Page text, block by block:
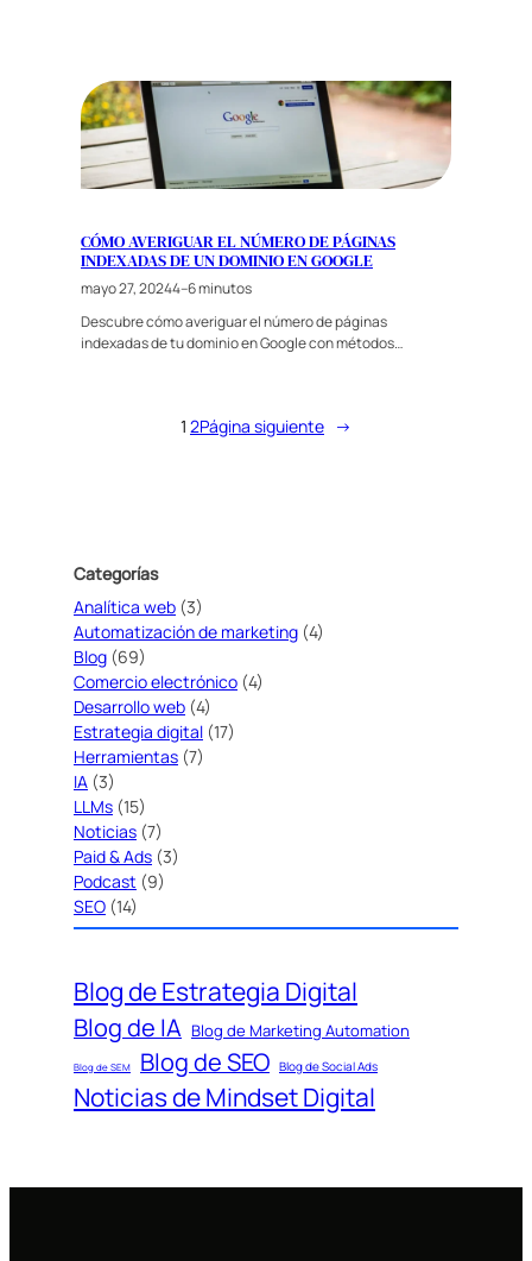
CÓMO AVERIGUAR EL NÚMERO DE PÁGINAS
INDEXADAS DE UN DOMINIO EN GOOGLE
mayo 27, 20244–6 minutos
Descubre cómo averiguar el número de páginas
indexadas de tu dominio en Google con métodos…
1 2Página siguiente →
Categorías
Analítica web (3)
Automatización de marketing (4)
Blog (69)
Comercio electrónico (4)
Desarrollo web (4)
Estrategia digital (17)
Herramientas (7)
IA (3)
LLMs (15)
Noticias (7)
Paid & Ads (3)
Podcast (9)
SEO (14)
Blog de Estrategia Digital
Blog de IA Blog de Marketing Automation
Blog de SEM Blog de SEO Blog de Social Ads
Noticias de Mindset Digital